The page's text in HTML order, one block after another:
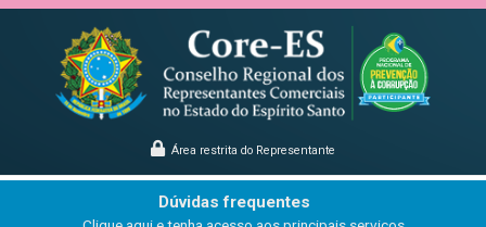
Área restrita do Representante
Dúvidas frequentes